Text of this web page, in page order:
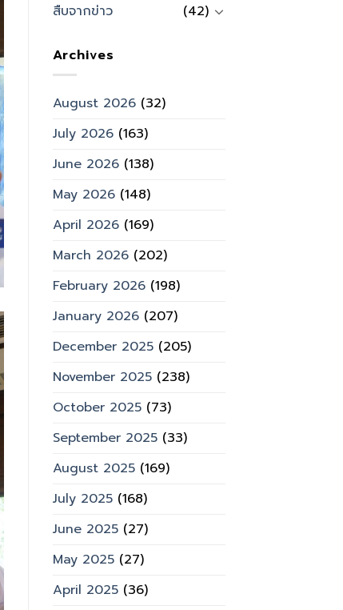
สืบจากข่าว
(42)
Archives
August 2026(32)
July 2026(163)
June 2026(138)
May 2026(148)
April 2026(169)
March 2026(202)
February 2026(198)
January 2026(207)
December 2025(205)
November 2025(238)
October 2025(73)
September 2025(33)
August 2025(169)
July 2025(168)
June 2025(27)
May 2025(27)
April 2025(36)